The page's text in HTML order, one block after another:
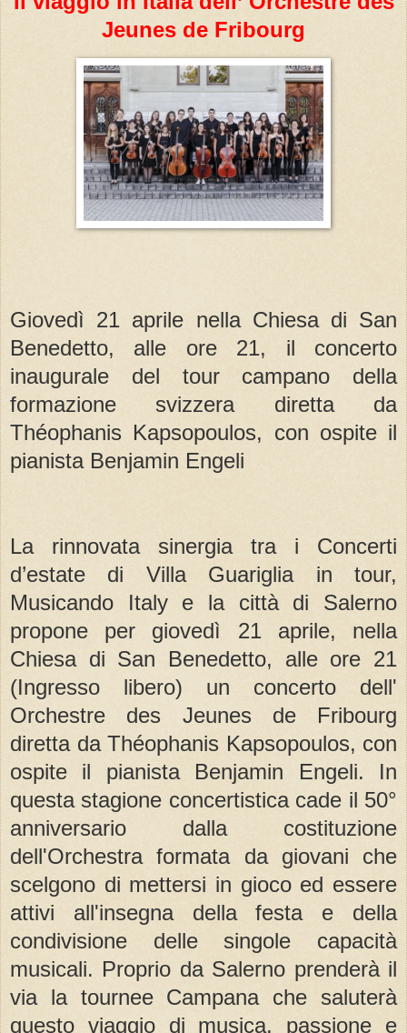
Jeunes de Fribourg
Giovedì 21 aprile nella Chiesa di San
Benedetto, alle ore 21, il concerto
inaugurale del tour campano della
formazione svizzera diretta da
Théophanis Kapsopoulos, con ospite il
pianista Benjamin Engeli
La rinnovata sinergia tra i Concerti
d’estate di Villa Guariglia in tour,
Musicando Italy e la città di Salerno
propone per giovedì 21 aprile, nella
Chiesa di San Benedetto, alle ore 21
(Ingresso libero) un concerto dell'
Orchestre des Jeunes de Fribourg
diretta da Théophanis Kapsopoulos, con
ospite il pianista Benjamin Engeli. In
questa stagione concertistica cade il 50°
anniversario dalla costituzione
dell'Orchestra formata da giovani che
scelgono di mettersi in gioco ed essere
attivi all'insegna della festa e della
condivisione delle singole capacità
musicali. Proprio da Salerno prenderà il
via la tournee Campana che saluterà
questo viaggio di musica, passione e